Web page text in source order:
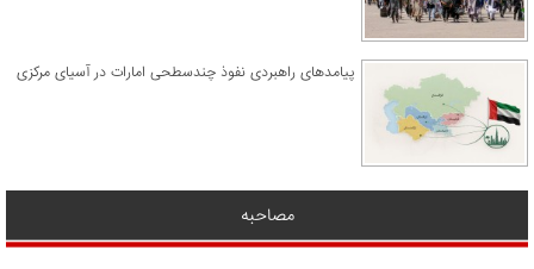
پیامدهای راهبردی نفوذ چندسطحی امارات در آسیای مرکزی
مصاحبه